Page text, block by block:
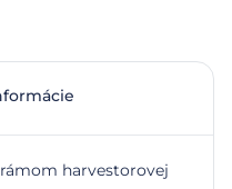
harvestorovej